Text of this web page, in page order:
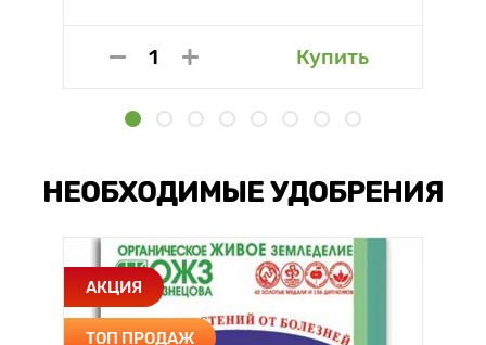
Купить
НЕОБХОДИМЫЕ УДОБРЕНИЯ
АКЦИЯ
ТОП ПРОДАЖ